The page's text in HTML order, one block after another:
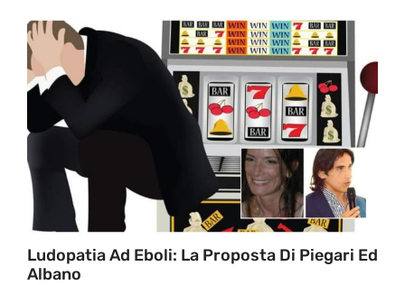
Ludopatia Ad Eboli: La Proposta Di Piegari Ed
Albano